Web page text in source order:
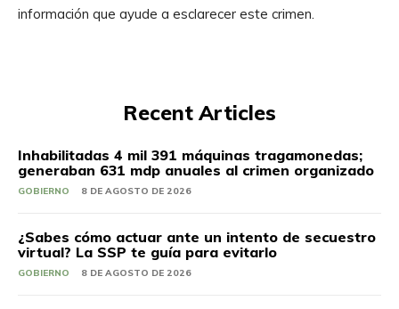
información que ayude a esclarecer este crimen.
Recent Articles
Inhabilitadas 4 mil 391 máquinas tragamonedas;
generaban 631 mdp anuales al crimen organizado
GOBIERNO 8 DE AGOSTO DE 2026
¿Sabes cómo actuar ante un intento de secuestro
virtual? La SSP te guía para evitarlo
GOBIERNO 8 DE AGOSTO DE 2026